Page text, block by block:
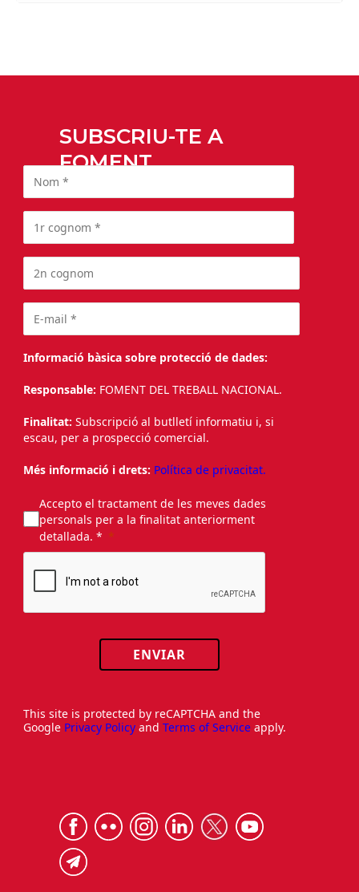
SUBSCRIU-TE A
FOMENT
Informació bàsica sobre protecció de dades:
Responsable: FOMENT DEL TREBALL NACIONAL.
Finalitat: Subscripció al butlletí informatiu i, si
escau, per a prospecció comercial.
Més informació i drets: Política de privacitat.
Accepto el tractament de les meves dades
personals per a la finalitat anteriorment
detallada. *
ENVIAR
This site is protected by reCAPTCHA and the
Google Privacy Policy and Terms of Service apply.